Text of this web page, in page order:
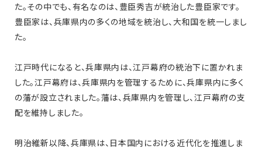
た。その中でも、有名なのは、豊臣秀吉が統治した豊臣家です。
豊臣家は、兵庫県内の多くの地域を統治し、大和国を統一しまし
た。
江戸時代になると、兵庫県内は、江戸幕府の統治下に置かれま
した。江戸幕府は、兵庫県内を管理するために、兵庫県内に多く
の藩が設立されました。藩は、兵庫県内を管理し、江戸幕府の支
配を維持しました。
明治維新以降、兵庫県は、日本国内における近代化を推進しま